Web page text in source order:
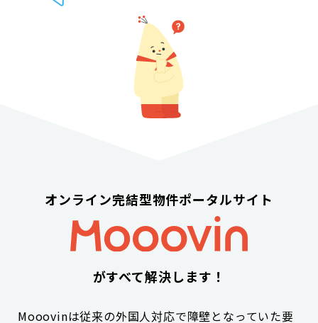
オンライン完結型物件ポータルサイト
がすべて解決します！
Mooovinは従来の外国人対応で障壁となっていた要